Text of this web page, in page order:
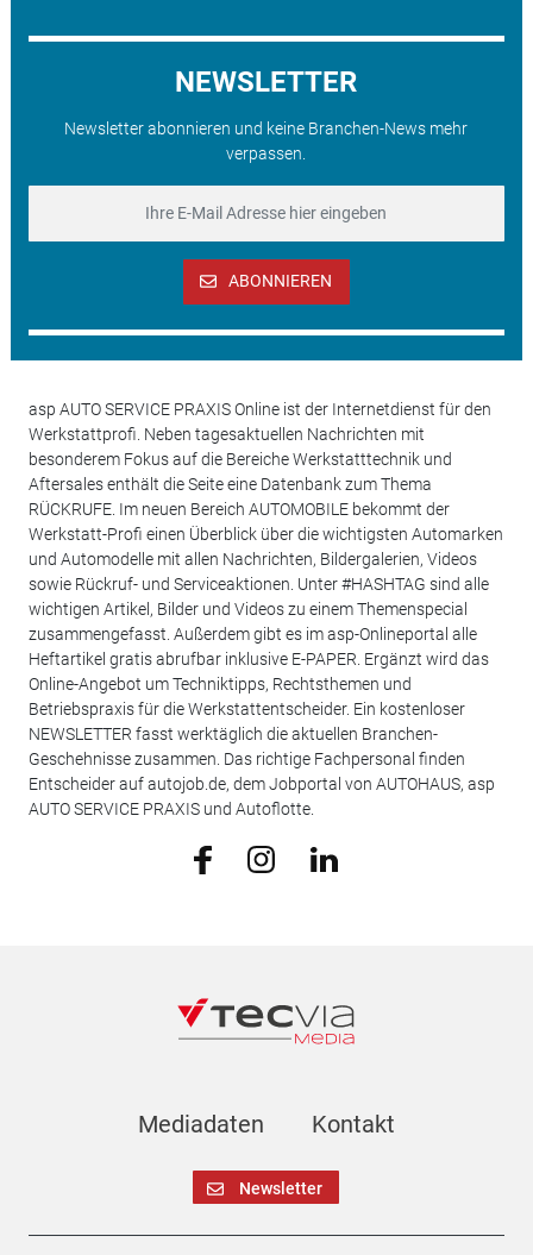
NEWSLETTER
Newsletter abonnieren und keine Branchen-News mehr
verpassen.
ABONNIEREN
asp AUTO SERVICE PRAXIS Online ist der Internetdienst für den
Werkstattprofi. Neben tagesaktuellen Nachrichten mit
besonderem Fokus auf die Bereiche Werkstatttechnik und
Aftersales enthält die Seite eine Datenbank zum Thema
RÜCKRUFE. Im neuen Bereich AUTOMOBILE bekommt der
Werkstatt-Profi einen Überblick über die wichtigsten Automarken
und Automodelle mit allen Nachrichten, Bildergalerien, Videos
sowie Rückruf- und Serviceaktionen. Unter #HASHTAG sind alle
wichtigen Artikel, Bilder und Videos zu einem Themenspecial
zusammengefasst. Außerdem gibt es im asp-Onlineportal alle
Heftartikel gratis abrufbar inklusive E-PAPER. Ergänzt wird das
Online-Angebot um Techniktipps, Rechtsthemen und
Betriebspraxis für die Werkstattentscheider. Ein kostenloser
NEWSLETTER fasst werktäglich die aktuellen Branchen-
Geschehnisse zusammen. Das richtige Fachpersonal finden
Entscheider auf autojob.de, dem Jobportal von AUTOHAUS, asp
AUTO SERVICE PRAXIS und Autoflotte.
Mediadaten Kontakt
Newsletter